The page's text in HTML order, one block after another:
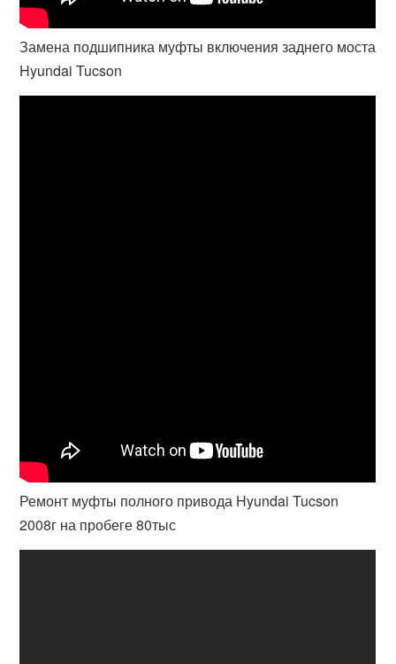
Замена подшипника муфты включения заднего моста
Hyundai Tucson
Ремонт муфты полного привода Hyundai Tucson
2008г на пробеге 80тыс